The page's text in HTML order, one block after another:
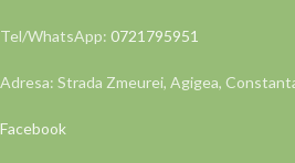
Tel/WhatsApp: 0721795951
Adresa: Strada Zmeurei, Agigea,
Facebook